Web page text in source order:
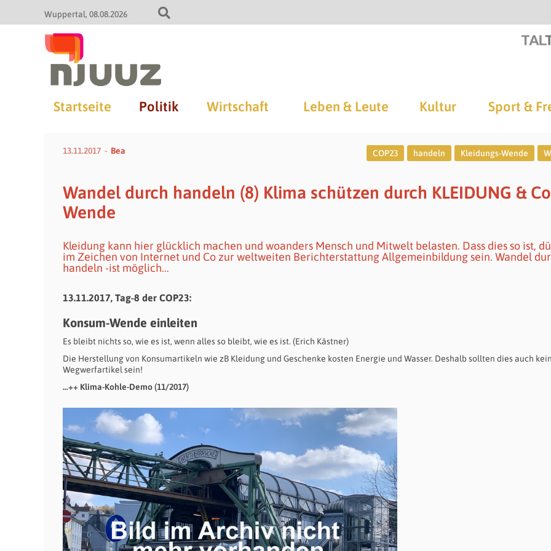
Wuppertal 08.08.2026
Startseite Politik Wirtschaft Leben & Leute Kultur Sport &
13.11.2017 Bea COP23 handeln Kleidungs-Wende
Wandel durch handeln (8) Klima schützen durch KLEIDUNG &
Wende
Kleidung kann hier glücklich machen und woanders Mensch und Mitwelt belasten. Dass dies so ist,
im Zeichen von Internet und Co zur weltweiten Berichterstattung Allgemeinbildung sein. Wandel
handeln -ist möglich...
13.11.2017, Tag-8 der COP23:
Konsum-Wende einleiten
Es bleibt nichts so, wie es ist, wenn alles so bleibt, wie es ist. (Erich Kästner)
Die Herstellung von Konsumartikeln wie zB Kleidung und Geschenke kosten Energie und Wasser. Deshalb sollten dies auch
Wegwerfartikel sein!
…++ Klima-Kohle-Demo (11/2017)